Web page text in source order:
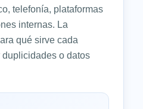
telefonía, plataformas
internas. La
qué sirve cada
o datos